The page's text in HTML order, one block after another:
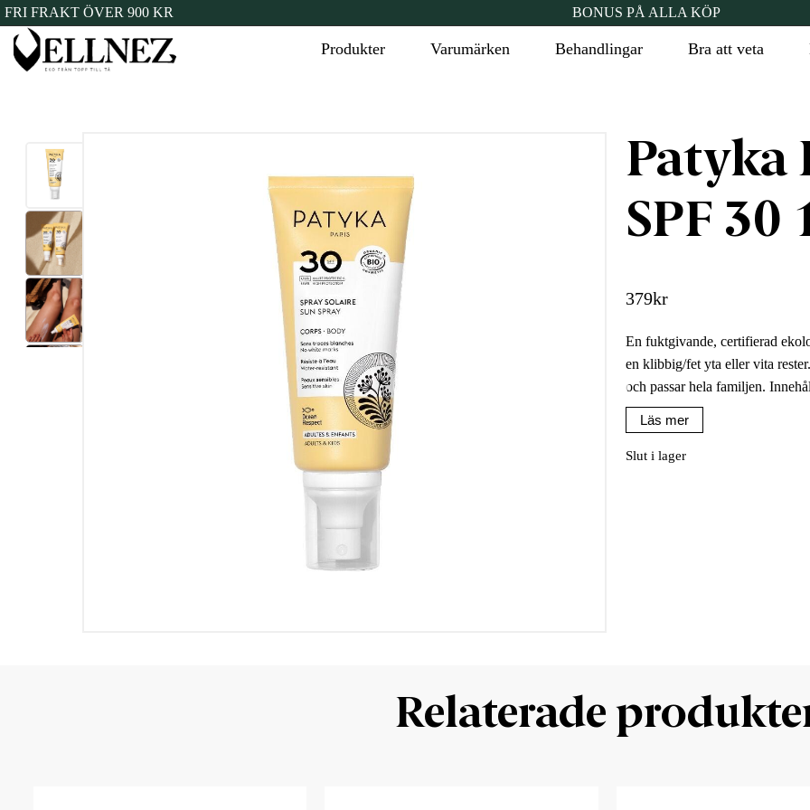
FRI FRAKT ÖVER 900 KR BONUS PÅ ALLA KÖP
Produkter Varumärken Behandlingar Bra att veta
Patyka
SPF 30
379kr
En fuktgivande, certifierad
en klibbig/fet yta eller vita
och passar hela familjen.
Läs mer
Slut i lager
Relaterade